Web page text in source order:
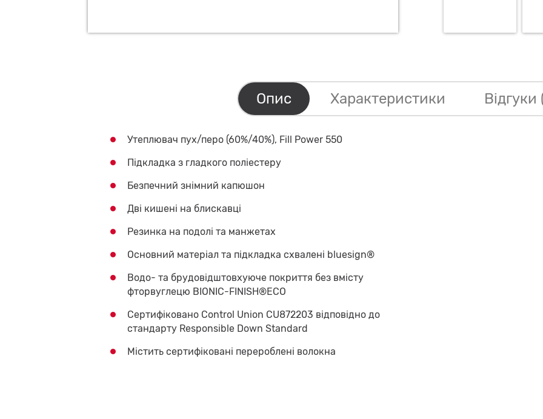
Опис Характеристики Відгуки
Утеплювач пух/перо (60%/40%), Fill Power 550
Підкладка з гладкого поліестеру
Безпечний знімний капюшон
Дві кишені на блискавці
Резинка на подолі та манжетах
Основний матеріал та підкладка схвалені bluesign®
Водо- та брудовідштовхуюче покриття без вмісту
фторвуглецю BIONIC-FINISH®ECO
Сертифіковано Control Union CU872203 відповідно до
стандарту Responsible Down Standard
Містить сертифіковані перероблені волокна